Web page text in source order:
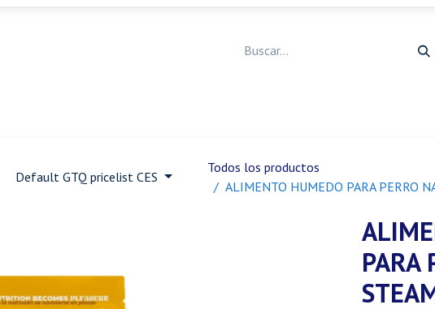
Default GTQ pricelist CES
Todos los productos
ALIMENTO HUMEDO PARA PERRO
PARA